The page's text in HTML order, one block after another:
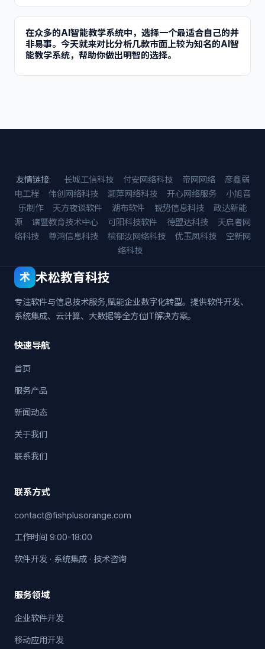
在众多的AI智能教学系统中，选择一个最适合自己的并
非易事。今天就来对比分析几款市面上较为知名的AI智
能教学系统，帮助你做出明智的选择。
友情链接: 长城工信科技 付安网络科技 帝网网络
彦鑫弱
电工程
伟创网络科技 灏萍网络科技 开心网络服务
小旭音
乐制作
天方夜谈软件 湖布软件 锐势信息科技
政达新能
源
诸暨教育技术中心 可阳科技软件 德盟达科技
天启者网
络科技
尊鸿信息科技 槟郁汝网络科技 优玉凤科技
空新网
络科技
术 术松教育科技
专注软件与信息技术服务,赋能企业数字化转型。提供软件开发、
系统集成、云计算、大数据等全方位IT解决方案。
快速导航
首页
服务产品
新闻动态
关于我们
联系我们
联系方式
contact@fishplusorange.com
工作时间 9:00-18:00
软件开发 · 系统集成 · 技术咨询
服务领域
企业软件开发
移动应用开发